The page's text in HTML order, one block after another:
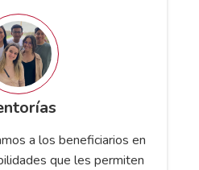
a los beneficiarios en
que les permiten